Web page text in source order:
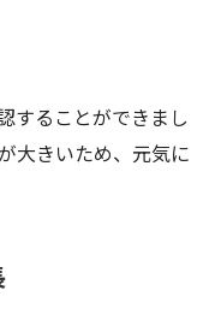
することができまし
大きいため、元気に